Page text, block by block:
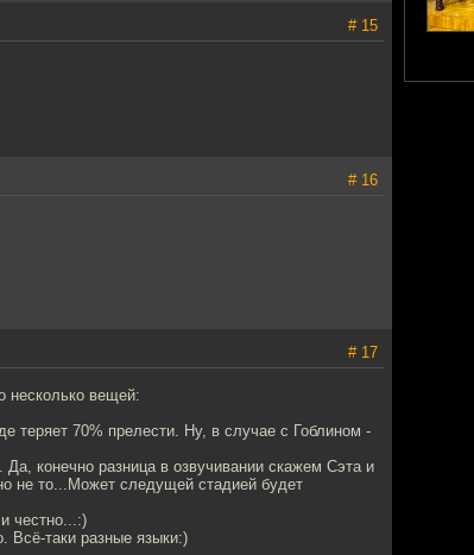
# 15
# 16
# 17
несколько вещей:
теряет 70% прелести. Ну, в случае с Гоблином -
конечно разница в озвучивании скажем Сэта и
не то...Может следущей стадией будет
честно...:)
Всё-таки разные языки:)